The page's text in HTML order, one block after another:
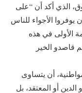
الذي أكد أن “على
الأجواء للناس
الأولى في هذه
أن يتساوى
أو المعتقد، بل